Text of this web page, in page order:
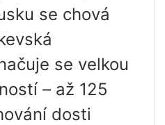
se chová
se velkou
– až 125
dosti